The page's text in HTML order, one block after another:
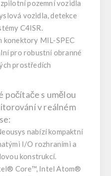
pozemní vozidla
vozidla, detekce
C4ISR.
konektory MIL-SPEC
pro robustní obranné
prostředích
počítače s umělou
v reálném
nabízí kompaktní
I/O rozhraními a
konstrukcí.
Core™, Intel Atom®